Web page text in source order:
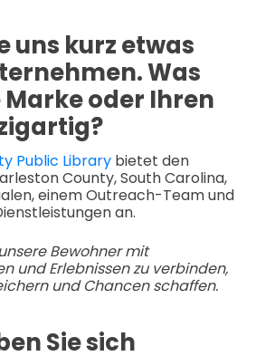
uns kurz etwas
Was
oder Ihren
Public Library bietet den
County, South Carolina,
einem Outreach-Team und
an.
Bewohner mit
und Erlebnissen zu verbinden,
und Chancen schaffen.
Sie sich